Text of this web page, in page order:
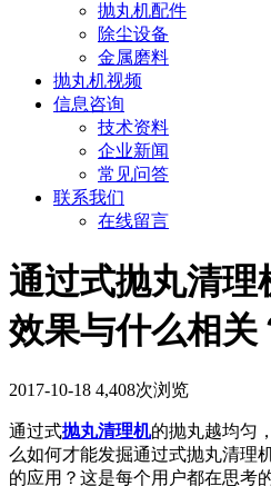
抛丸机配件
除尘设备
金属磨料
抛丸机视频
信息咨询
技术资料
企业新闻
常见问答
联系我们
在线留言
通过式抛丸清理
效果与什么相关
2017-10-18 4,408次浏览
通过式抛丸清理机的抛丸越均匀
么如何才能发掘通过式抛丸清理
的应用？这是每个用户都在思考